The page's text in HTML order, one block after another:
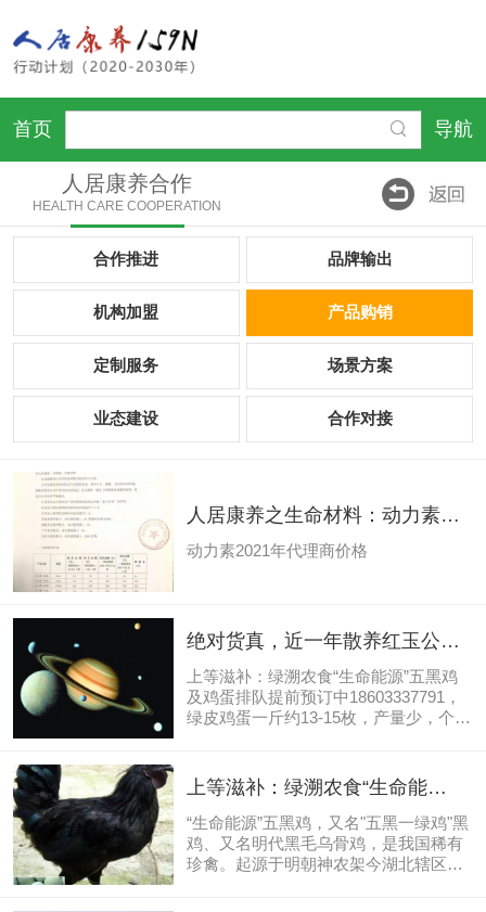
首页 导航
人居康养合作
HEALTH CARE COOPERATION
合作推进 品牌输出
机构加盟 产品购销
定制服务 场景方案
业态建设 合作对接
人居康养之生命材料：动力素
2021年代理商价格
动力素2021年代理商价格
绝对货真，近一年散养红玉公
鸡，准备宰杀，先购先得，当天
冷链快运。
上等滋补：绿溯农食“生命能源”五黑鸡
及鸡蛋排队提前预订中18603337791，
绿皮鸡蛋一斤约13-15枚，产量少，个
一年了，每只宰杀6-9斤，每斤60元，比
市场价高，但货真价实。绿溯农食“生命
能源”五黑鸡，又名"五黑一绿鸡"黑鸡、
又名明代黑毛乌骨鸡，是我国稀有珍
禽。起源于明朝神农架今湖北辖区、外
上等滋补：绿溯农食“生命能
源”五黑鸡蛋排队预订中
18603337791
“生命能源”五黑鸡，又名"五黑一绿鸡"黑
鸡、又名明代黑毛乌骨鸡，是我国稀有
珍禽。起源于明朝神农架今湖北辖区、